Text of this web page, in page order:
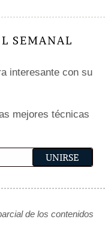
SEMANAL
interesante con su
mejores técnicas
de los contenidos